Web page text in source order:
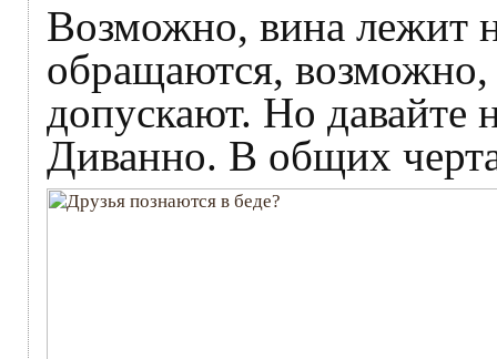
Возможно, вина лежит
обращаются,
допускают. Но
Диванно. В общих